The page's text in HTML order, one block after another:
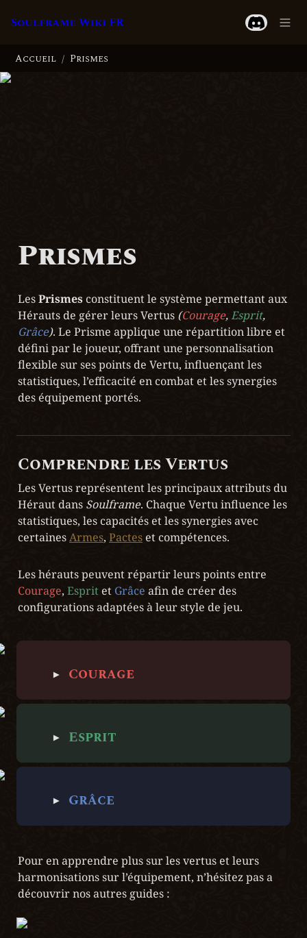
Soulframe Wiki FR
Accueil / Prismes
Prismes
Les Prismes constituent le système permettant aux
Hérauts de gérer leurs Vertus (Courage, Esprit
Grâce). Le Prisme applique une répartition libre et
défini par le joueur, offrant une personnalisation
flexible sur ses points de Vertu, influençant les
statistiques, l’efficacité en combat et les synergies
des équipement portés.
Comprendre les Vertus
Les Vertus représentent les principaux attributs du
Héraut dans Soulframe. Chaque Vertu influence les
statistiques, les capacités et les synergies avec
certaines Armes, Pactes et compétences.
Courage, Esprit et Grâce afin de créer des
configurations adaptées à leur style de jeu.
‣ Courage
‣ Esprit
‣ Grâce
Pour en apprendre plus sur les vertus et leurs
harmonisations sur l’équipement, n’hésitez pas a